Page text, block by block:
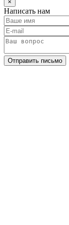
×
Написать нам
Отправить письмо